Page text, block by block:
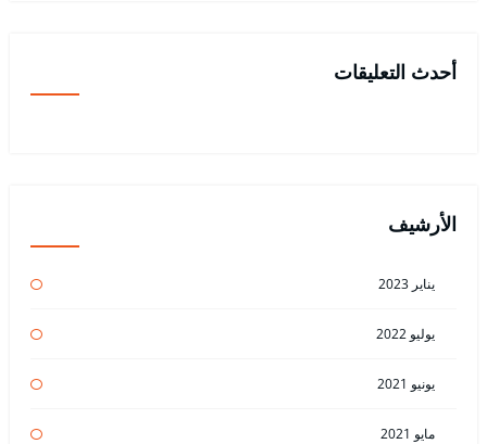
أحدث التعليقات
الأرشيف
يناير 2023
يوليو 2022
يونيو 2021
مايو 2021